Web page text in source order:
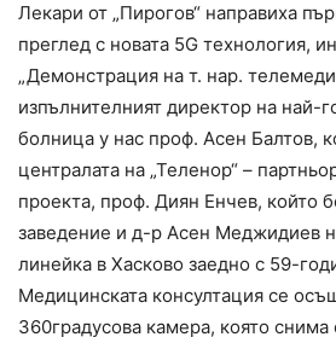
Лекари от „Пирогов“ направиха
преглед с новата 5G технология,
„Демонстрация на т. нар.
изпълнителният директор на най-
болница у нас проф. Асен Балтов,
централата на „Теленор“ –
проекта, проф. Диян Енчев, който
заведение и д-р Асен Меджидиев
линейка в Хасково заедно с 59-
Медицинската консултация се
360градусова камера, която